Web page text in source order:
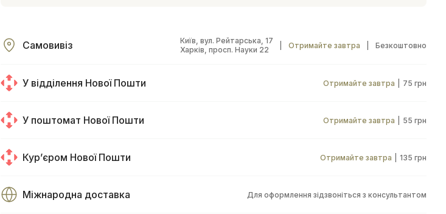
Самовивіз
Київ, вул. Рейтарська, 17
Харків, просп. Науки 22
Отримайте завтра Безкоштовно
У відділення Нової Пошти Отримайте завтра 75 грн
У поштомат Нової Пошти Отримайте завтра 55 грн
Курʼєром Нової Пошти Отримайте завтра 135 грн
Міжнародна доставка Для оформлення зідзвоніться з консультантом